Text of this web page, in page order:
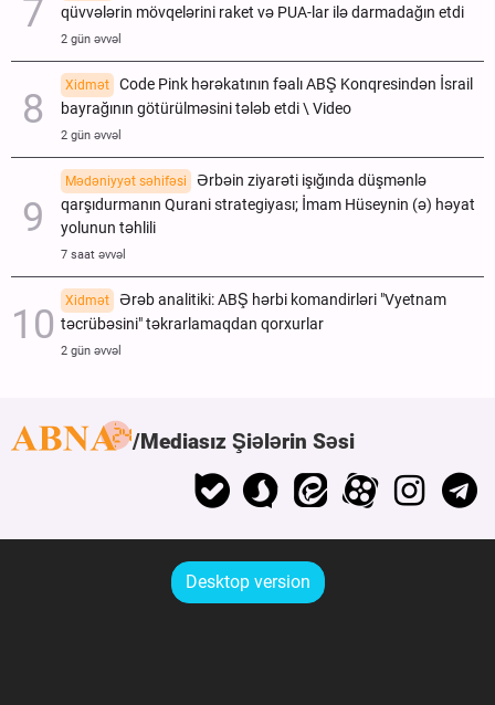
qüvvələrin mövqelərini raket və PUA-lar ilə darmadağın etdi
2 gün əvvəl
Xidmət
Code Pink hərəkatının fəalı ABŞ Konqresindən İsrail
bayrağının götürülməsini tələb etdi \ Video
2 gün əvvəl
Mədəniyyət səhifəsi
Ərbəin ziyarəti işığında düşmənlə
qarşıdurmanın Qurani strategiyası; İmam Hüseynin (ə) həyat
yolunun təhlili
7 saat əvvəl
Xidmət
Ərəb analitiki: ABŞ hərbi komandirləri "Vyetnam
təcrübəsini" təkrarlamaqdan qorxurlar
2 gün əvvəl
Mediasız Şiələrin Səsi
Desktop version